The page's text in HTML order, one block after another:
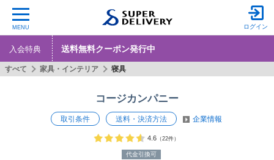
MENU ログイン
入会特典 送料無料クーポン発行中
コージカンパニー
取引条件 送料・決済方法 企業情報
代金引換可
4.6 （22件）
すべて 家具・インテリア 寝具